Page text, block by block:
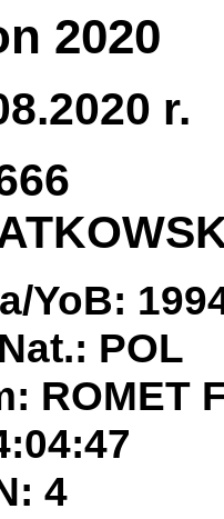
2020
r.
YoB:
POL
ROMET
4